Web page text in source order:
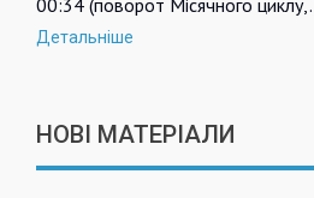
00:34 (поворот Місячного
Детальніше
НОВІ МАТЕРІАЛИ